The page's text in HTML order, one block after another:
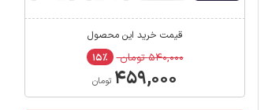
قیمت خرید این محصول
۵۴۰,۰۰۰ تومان ۱۵٪
۴۵۹,۰۰۰ تومان